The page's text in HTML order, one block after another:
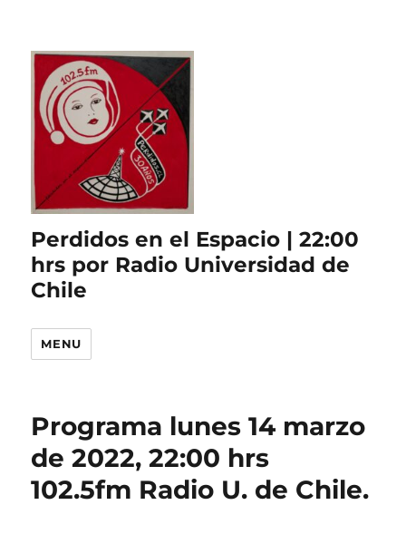
Perdidos en el Espacio | 22:00
hrs por Radio Universidad de
Chile
MENU
Programa lunes 14 marzo
de 2022, 22:00 hrs
102.5fm Radio U. de Chile.